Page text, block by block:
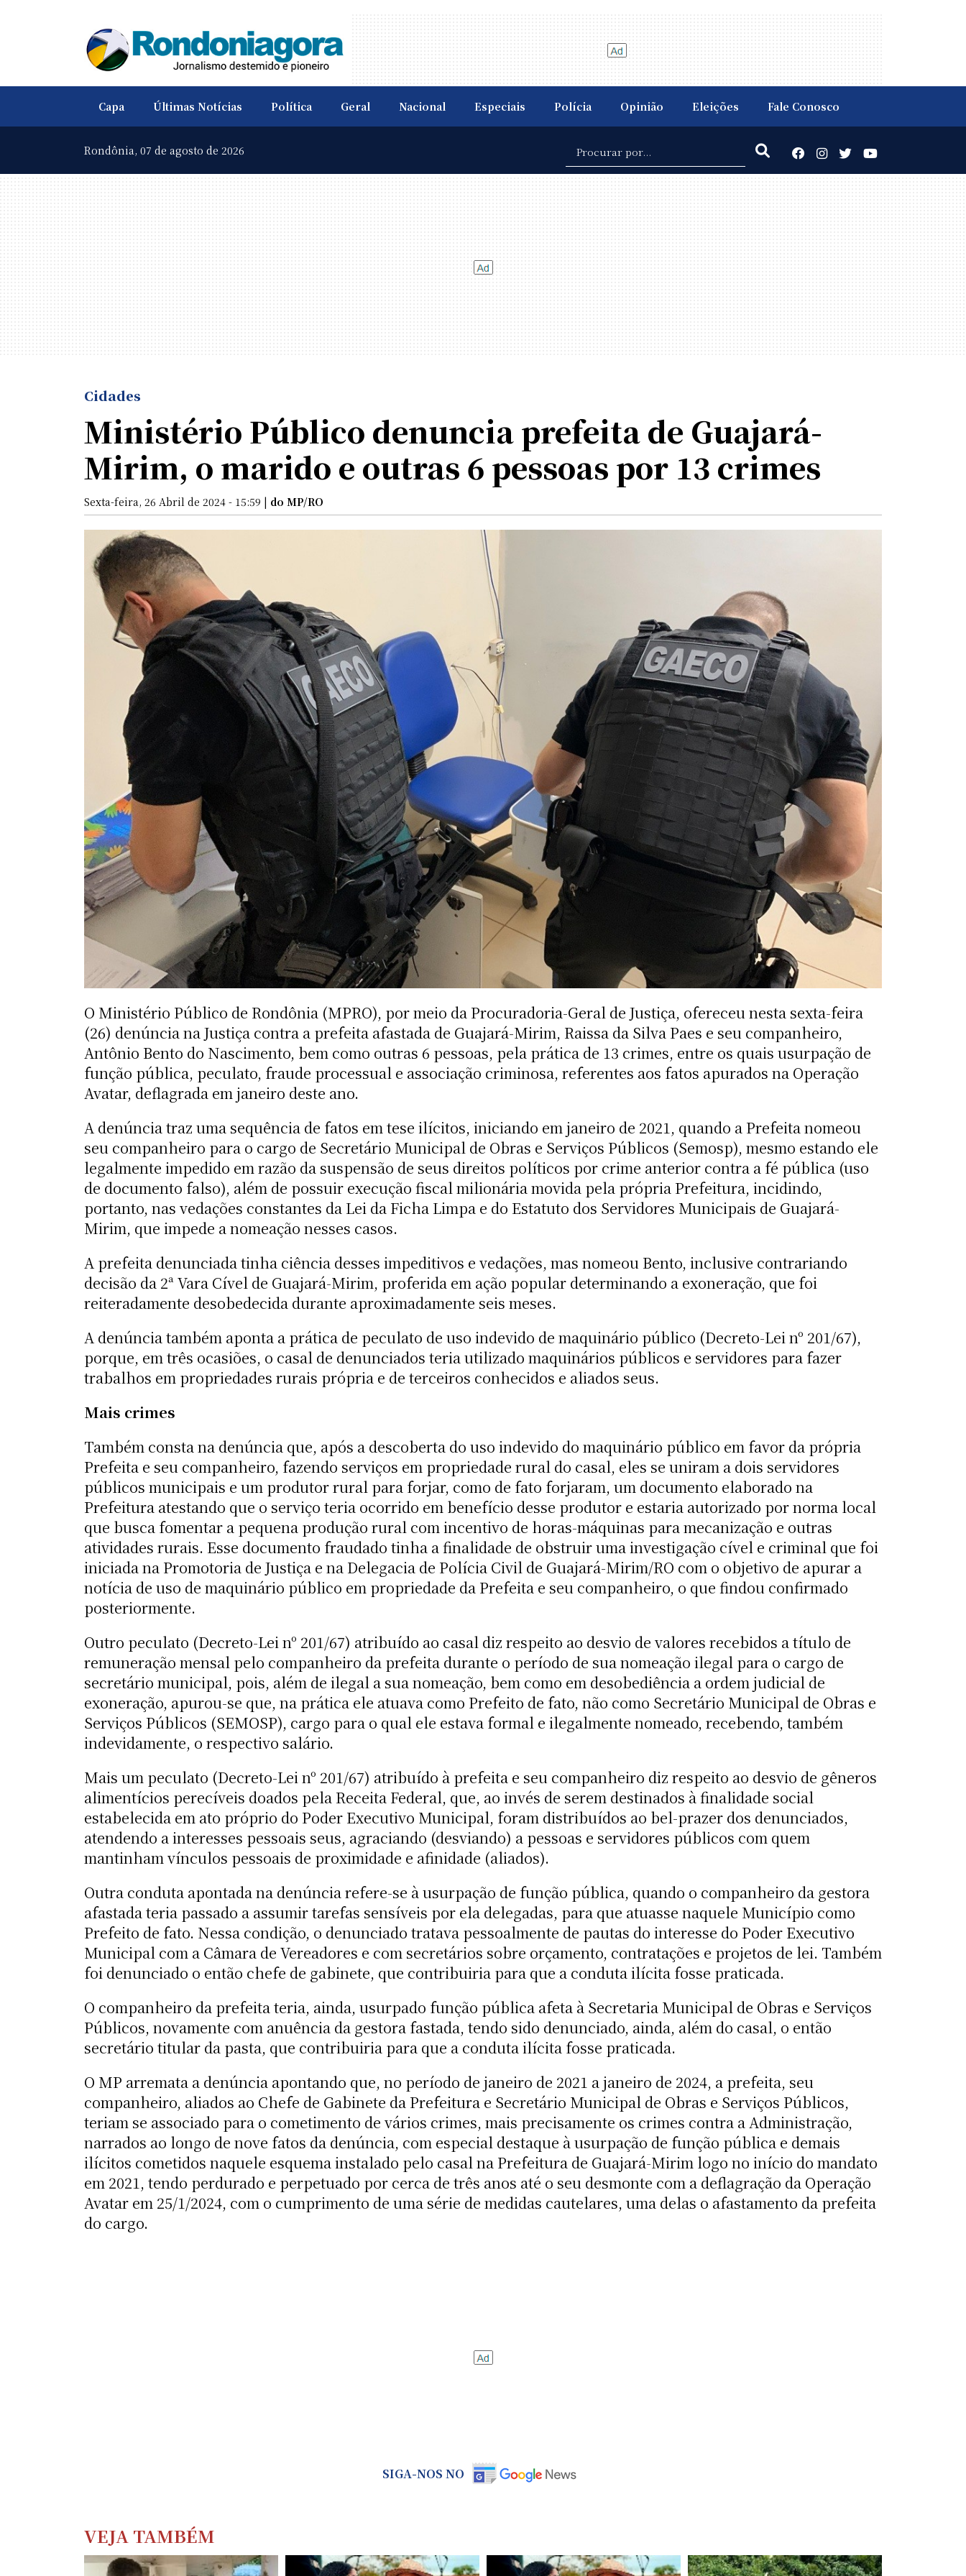
Capa Últimas Notícias Política Geral Nacional Especiais Polícia Opinião Eleições Fale Conosco
Rondônia, 07 de agosto de 2026
Cidades
Ministério Público denuncia prefeita de Guajará-
Mirim, o marido e outras 6 pessoas por 13 crimes
Sexta-feira, 26 Abril de 2024 - 15:59 | do MP/RO
O Ministério Público de Rondônia (MPRO), por meio da Procuradoria-Geral de Justiça, ofereceu nesta sexta-feira
(26) denúncia na Justiça contra a prefeita afastada de Guajará-Mirim, Raissa da Silva Paes e seu companheiro,
Antônio Bento do Nascimento, bem como outras 6 pessoas, pela prática de 13 crimes, entre os quais usurpação de
função pública, peculato, fraude processual e associação criminosa, referentes aos fatos apurados na Operação
Avatar, deflagrada em janeiro deste ano.
A denúncia traz uma sequência de fatos em tese ilícitos, iniciando em janeiro de 2021, quando a Prefeita nomeou
seu companheiro para o cargo de Secretário Municipal de Obras e Serviços Públicos (Semosp), mesmo estando ele
legalmente impedido em razão da suspensão de seus direitos políticos por crime anterior contra a fé pública (uso
de documento falso), além de possuir execução fiscal milionária movida pela própria Prefeitura, incidindo,
portanto, nas vedações constantes da Lei da Ficha Limpa e do Estatuto dos Servidores Municipais de Guajará-
Mirim, que impede a nomeação nesses casos.
A prefeita denunciada tinha ciência desses impeditivos e vedações, mas nomeou Bento, inclusive contrariando
decisão da 2ª Vara Cível de Guajará-Mirim, proferida em ação popular determinando a exoneração, que foi
reiteradamente desobedecida durante aproximadamente seis meses.
A denúncia também aponta a prática de peculato de uso indevido de maquinário público (Decreto-Lei nº 201/67),
porque, em três ocasiões, o casal de denunciados teria utilizado maquinários públicos e servidores para fazer
trabalhos em propriedades rurais própria e de terceiros conhecidos e aliados seus.
Mais crimes
Também consta na denúncia que, após a descoberta do uso indevido do maquinário público em favor da própria
Prefeita e seu companheiro, fazendo serviços em propriedade rural do casal, eles se uniram a dois servidores
públicos municipais e um produtor rural para forjar, como de fato forjaram, um documento elaborado na
Prefeitura atestando que o serviço teria ocorrido em benefício desse produtor e estaria autorizado por norma local
que busca fomentar a pequena produção rural com incentivo de horas-máquinas para mecanização e outras
atividades rurais. Esse documento fraudado tinha a finalidade de obstruir uma investigação cível e criminal que foi
iniciada na Promotoria de Justiça e na Delegacia de Polícia Civil de Guajará-Mirim/RO com o objetivo de apurar a
notícia de uso de maquinário público em propriedade da Prefeita e seu companheiro, o que findou confirmado
posteriormente.
Outro peculato (Decreto-Lei nº 201/67) atribuído ao casal diz respeito ao desvio de valores recebidos a título de
remuneração mensal pelo companheiro da prefeita durante o período de sua nomeação ilegal para o cargo de
secretário municipal, pois, além de ilegal a sua nomeação, bem como em desobediência a ordem judicial de
exoneração, apurou-se que, na prática ele atuava como Prefeito de fato, não como Secretário Municipal de Obras e
Serviços Públicos (SEMOSP), cargo para o qual ele estava formal e ilegalmente nomeado, recebendo, também
indevidamente, o respectivo salário.
Mais um peculato (Decreto-Lei nº 201/67) atribuído à prefeita e seu companheiro diz respeito ao desvio de gêneros
alimentícios perecíveis doados pela Receita Federal, que, ao invés de serem destinados à finalidade social
estabelecida em ato próprio do Poder Executivo Municipal, foram distribuídos ao bel-prazer dos denunciados,
atendendo a interesses pessoais seus, agraciando (desviando) a pessoas e servidores públicos com quem
mantinham vínculos pessoais de proximidade e afinidade (aliados).
Outra conduta apontada na denúncia refere-se à usurpação de função pública, quando o companheiro da gestora
afastada teria passado a assumir tarefas sensíveis por ela delegadas, para que atuasse naquele Município como
Prefeito de fato. Nessa condição, o denunciado tratava pessoalmente de pautas do interesse do Poder Executivo
Municipal com a Câmara de Vereadores e com secretários sobre orçamento, contratações e projetos de lei. Também
foi denunciado o então chefe de gabinete, que contribuiria para que a conduta ilícita fosse praticada.
O companheiro da prefeita teria, ainda, usurpado função pública afeta à Secretaria Municipal de Obras e Serviços
Públicos, novamente com anuência da gestora fastada, tendo sido denunciado, ainda, além do casal, o então
secretário titular da pasta, que contribuiria para que a conduta ilícita fosse praticada.
O MP arremata a denúncia apontando que, no período de janeiro de 2021 a janeiro de 2024, a prefeita, seu
companheiro, aliados ao Chefe de Gabinete da Prefeitura e Secretário Municipal de Obras e Serviços Públicos,
teriam se associado para o cometimento de vários crimes, mais precisamente os crimes contra a Administração,
narrados ao longo de nove fatos da denúncia, com especial destaque à usurpação de função pública e demais
ilícitos cometidos naquele esquema instalado pelo casal na Prefeitura de Guajará-Mirim logo no início do mandato
em 2021, tendo perdurado e perpetuado por cerca de três anos até o seu desmonte com a deflagração da Operação
Avatar em 25/1/2024, com o cumprimento de uma série de medidas cautelares, uma delas o afastamento da prefeita
do cargo.
SIGA-NOS NO
VEJA TAMBÉM